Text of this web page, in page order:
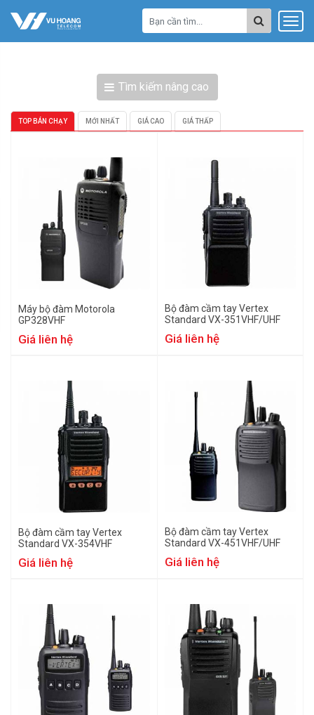
Tìm kiếm nâng cao
TOP BÁN CHẠY MỚI NHẤT GIÁ CAO GIÁ THẤP
Máy bộ đàm Motorola
GP328VHF
Giá liên hệ
Bộ đàm cầm tay Vertex
Standard VX-351VHF/UHF
Giá liên hệ
Bộ đàm cầm tay Vertex
Standard VX-354VHF
Giá liên hệ
Bộ đàm cầm tay Vertex
Standard VX-451VHF/UHF
Giá liên hệ